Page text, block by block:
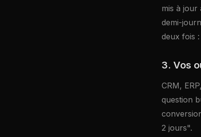
mis à jour
demi-
deux fois
3. Vos
CRM,
question
2 jours".